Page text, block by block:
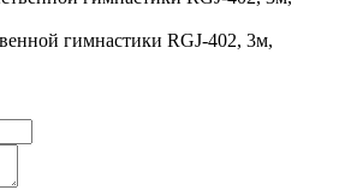
гимнастики RGJ-402, 3м,